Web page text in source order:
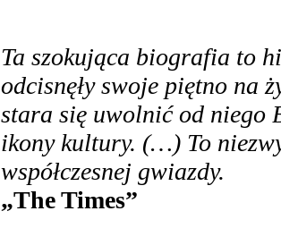
Ta szokująca biografia to
odcisnęły swoje piętno na
stara się uwolnić od niego
ikony kultury. (…) To
współczesnej gwiazdy.
„The Times”